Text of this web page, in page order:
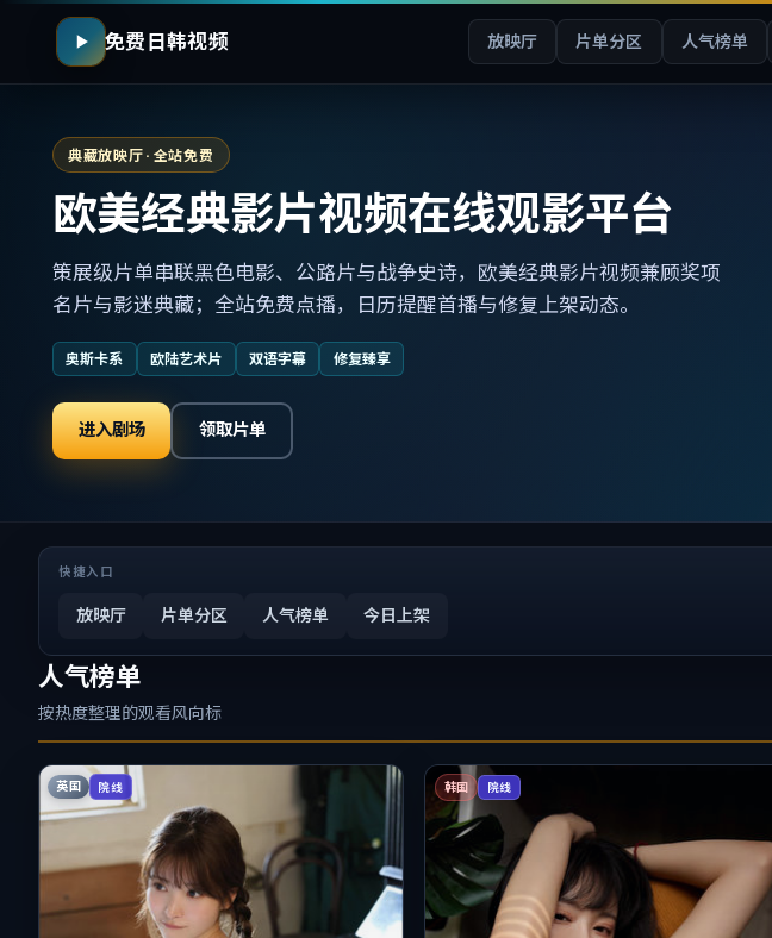
免费日韩视频 放映厅 片单分区 人气榜单
典藏放映厅 · 全站免费
欧美经典影片视频在线观影平台
策展级片单串联黑色电影、公路片与战争史诗，欧美经典影片视频兼顾奖项
名片与影迷典藏；全站免费点播，日历提醒首播与修复上架动态。
奥斯卡系 欧陆艺术片 双语字幕 修复臻享
进入剧场 领取片单
快捷入口
放映厅 片单分区 人气榜单 今日上架
人气榜单
按热度整理的观看风向标
英国 院线 韩国 院线